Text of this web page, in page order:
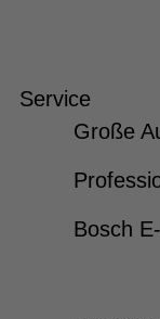
Service
Große
Bosch